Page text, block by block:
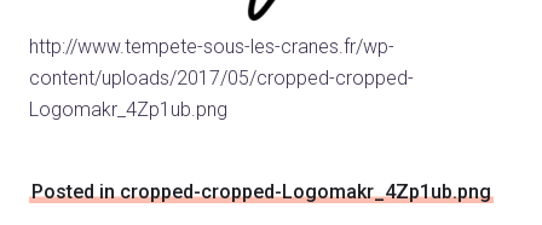
http://www.tempete-sous-les-cranes.fr/wp-
content/uploads/2017/05/cropped-cropped-
Logomakr_4Zp1ub.png
Posted in cropped-cropped-Logomakr_4Zp1ub.png